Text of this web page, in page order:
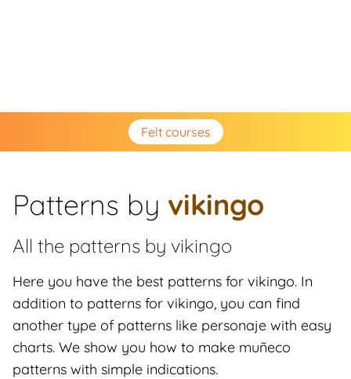
Felt courses
Patterns by vikingo
All the patterns by vikingo
Here you have the best patterns for vikingo. In
addition to patterns for vikingo, you can find
another type of patterns like personaje with easy
charts. We show you how to make muñeco
patterns with simple indications.